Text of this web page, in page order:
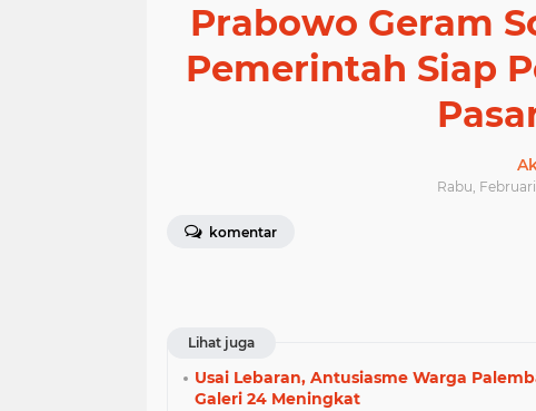
Prabowo Geram
Pemerintah Siap
Rabu, Februari
komentar
Lihat juga
Usai Lebaran, Antusiasme Warga
Galeri 24 Meningkat